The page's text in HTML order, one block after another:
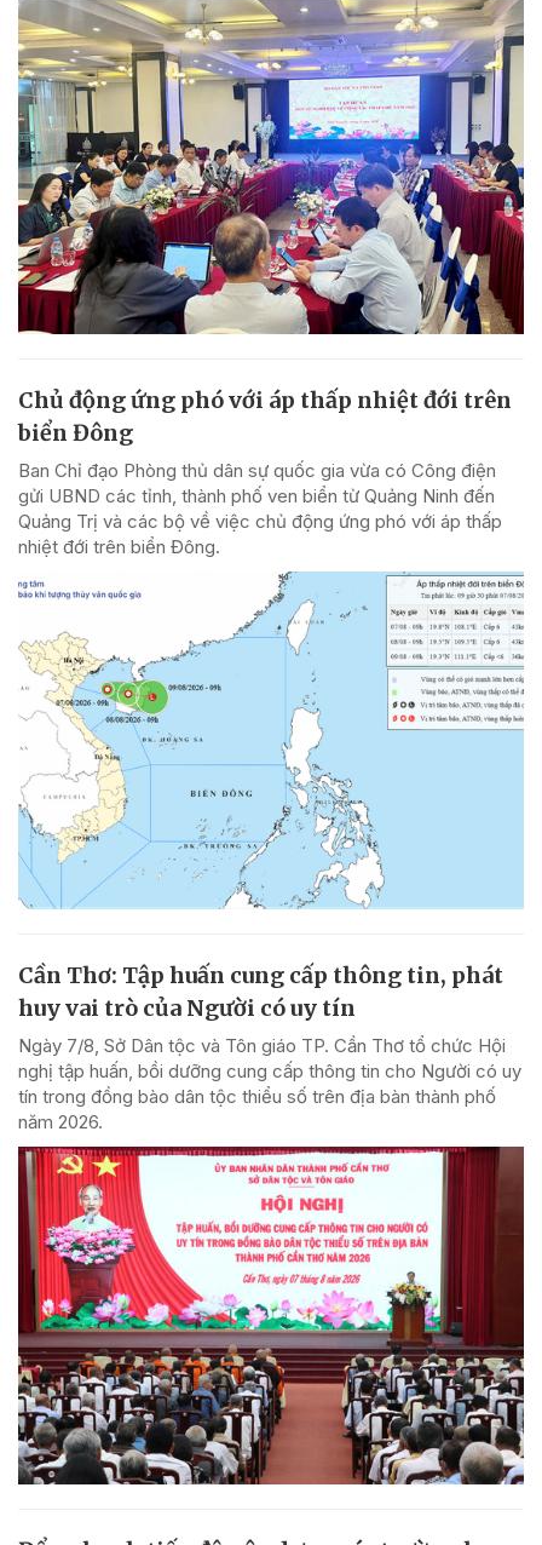
Chủ động ứng phó với áp thấp nhiệt đới trên
biển Đông
Ban Chỉ đạo Phòng thủ dân sự quốc gia vừa có Công điện
gửi UBND các tỉnh, thành phố ven biển từ Quảng Ninh đến
Quảng Trị và các bộ về việc chủ động ứng phó với áp thấp
nhiệt đới trên biển Đông.
Cần Thơ: Tập huấn cung cấp thông tin, phát
huy vai trò của Người có uy tín
Ngày 7/8, Sở Dân tộc và Tôn giáo TP. Cần Thơ tổ chức Hội
nghị tập huấn, bồi dưỡng cung cấp thông tin cho Người có uy
tín trong đồng bào dân tộc thiểu số trên địa bàn thành phố
năm 2026.